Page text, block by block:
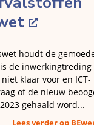
houdt de
de inwerkingtreding
klaar voor en ICT-
of de nieuw
gehaald word...
Lees verder op